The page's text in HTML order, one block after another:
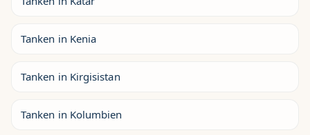
Tanken in Kenia
Tanken in Kirgisistan
Tanken in Kolumbien